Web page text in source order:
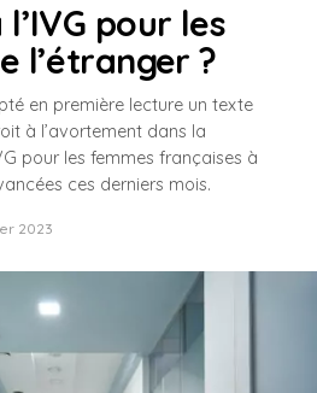
pour les
l’étranger ?
en première lecture un texte
à l’avortement dans la
pour les femmes françaises à
ces derniers mois.
2023